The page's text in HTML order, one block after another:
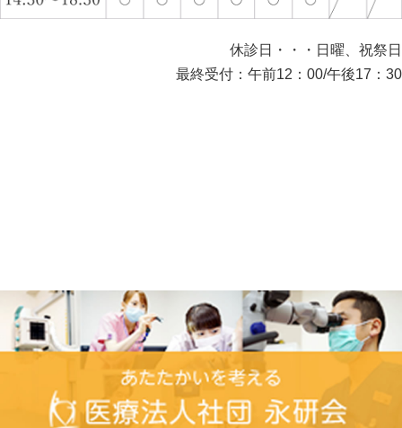
休診日・・・日曜、祝祭日
最終受付：午前12：00/午後17：30